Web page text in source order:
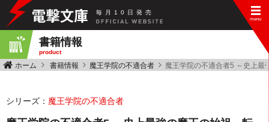
毎 月 10 日 発 売
書籍情報
product
ホーム 書籍情報 魔王学院の不適合者 魔王学院の不適合者5 ～史上最
シリーズ： 魔王学院の不適合者